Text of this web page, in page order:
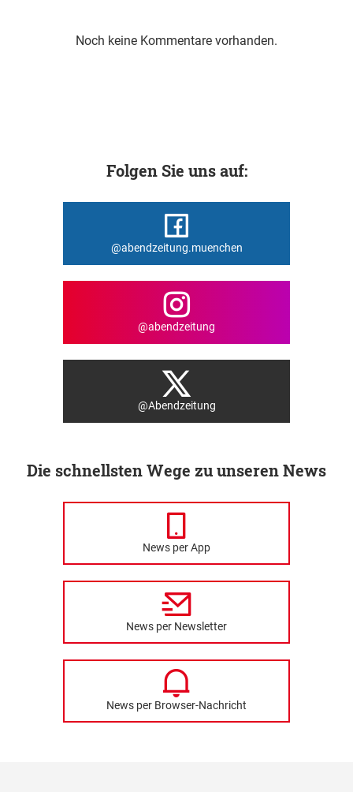
Noch keine Kommentare vorhanden.
Folgen Sie uns auf:
@abendzeitung.muenchen
@abendzeitung
@Abendzeitung
Die schnellsten Wege zu unseren News
News per App
News per Newsletter
News per Browser-Nachricht